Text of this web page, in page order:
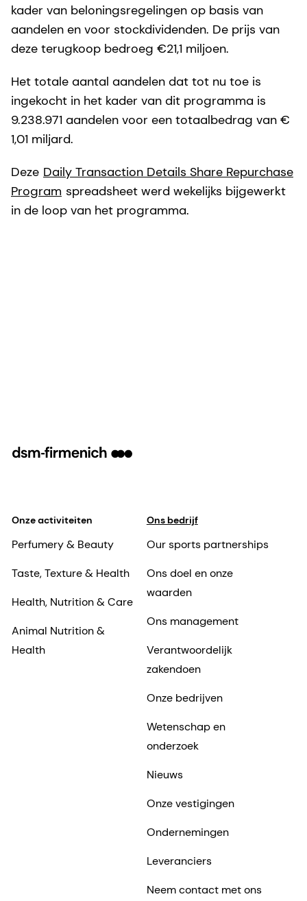
kader van beloningsregelingen op basis van
aandelen en voor stockdividenden. De prijs van
deze terugkoop bedroeg €21,1 miljoen.
Het totale aantal aandelen dat tot nu toe is
ingekocht in het kader van dit programma is
9.238.971 aandelen voor een totaalbedrag van €
1,01 miljard.
Deze Daily Transaction Details Share Repurchase
Program spreadsheet werd wekelijks bijgewerkt
in de loop van het programma.
Onze activiteiten
Perfumery & Beauty
Taste, Texture & Health
Health, Nutrition & Care
Animal Nutrition &
Health
Ons bedrijf
Our sports partnerships
Ons doel en onze
waarden
Ons management
Verantwoordelijk
zakendoen
Onze bedrijven
Wetenschap en
onderzoek
Nieuws
Onze vestigingen
Ondernemingen
Leveranciers
Neem contact met ons